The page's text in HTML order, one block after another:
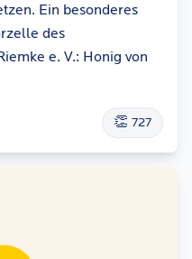
Ein besonderes
des
e. V.: Honig von
👏 727